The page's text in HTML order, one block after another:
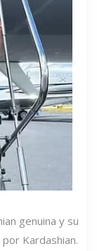
genuina y su
Kardashian.